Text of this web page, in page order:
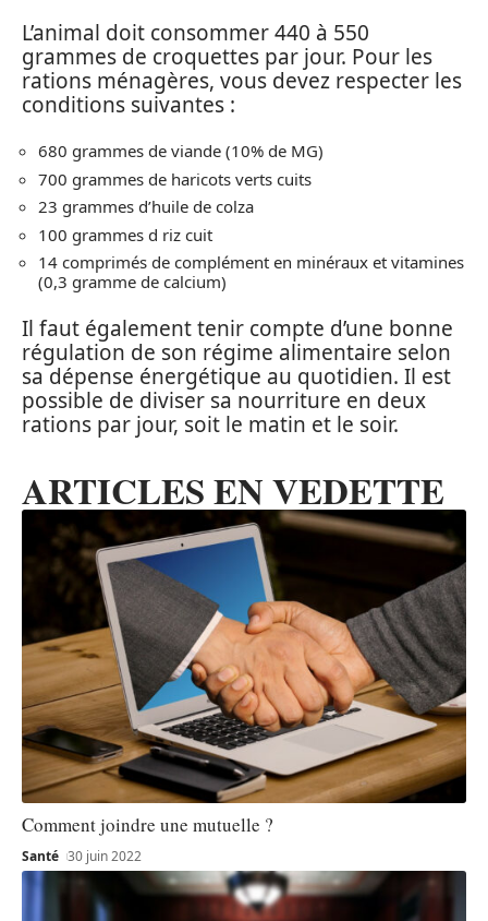
L’animal doit consommer 440 à 550
grammes de croquettes par jour. Pour les
rations ménagères, vous devez respecter les
conditions suivantes :
680 grammes de viande (10% de MG)
700 grammes de haricots verts cuits
23 grammes d’huile de colza
100 grammes d riz cuit
14 comprimés de complément en minéraux et vitamines
(0,3 gramme de calcium)
Il faut également tenir compte d’une bonne
régulation de son régime alimentaire selon
sa dépense énergétique au quotidien. Il est
possible de diviser sa nourriture en deux
rations par jour, soit le matin et le soir.
ARTICLES EN VEDETTE
Comment joindre une mutuelle ?
Santé 30 juin 2022